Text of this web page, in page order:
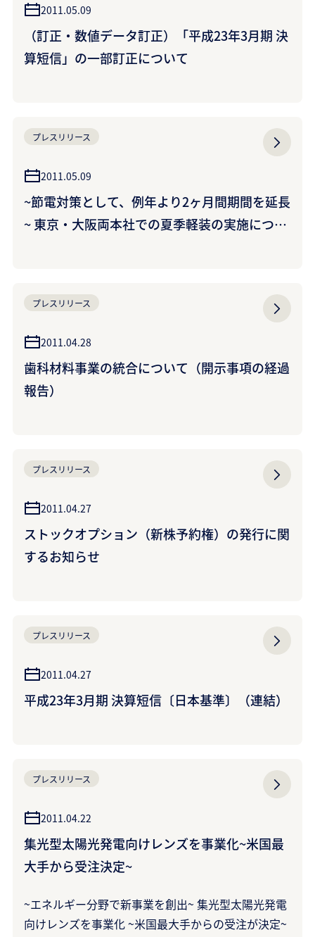
2011.05.09
（訂正・数値データ訂正）「平成23年3月期 決
算短信」の一部訂正について
プレスリリース
2011.05.09
~節電対策として、例年より2ヶ月間期間を延長
~ 東京・大阪両本社での夏季軽装の実施につい
プレスリリース
2011.04.28
歯科材料事業の統合について（開示事項の経過
報告）
プレスリリース
2011.04.27
ストックオプション（新株予約権）の発行に関
するお知らせ
プレスリリース
2011.04.27
平成23年3月期 決算短信〔日本基準〕（連結）
プレスリリース
2011.04.22
集光型太陽光発電向けレンズを事業化~米国最
大手から受注決定~
~エネルギー分野で新事業を創出~ 集光型太陽光発電
向けレンズを事業化 ~米国最大手からの受注が決定~